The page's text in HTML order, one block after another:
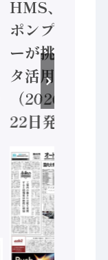
HMS、老舗
ポンプメーカ
ーが挑むデー
タ活用 など
（2026年7月
22日発行）